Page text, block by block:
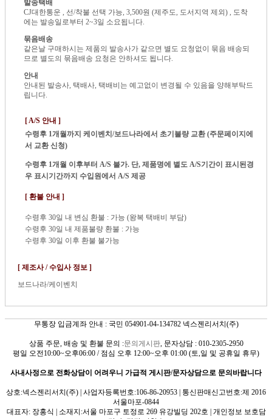
발송택배
CJ대한통운 , 선/착불 선택 가능, 3,500원 (제주도, 도서지역 제외) , 도착
에는 발송일로부터 2~3일 소요됩니다.
묶음배송
같은날 구매하시는 제품의 발송사가 같으면 별도 요청없이 묶음 배송되
므로 별도의 묶음배송 요청은 안하셔도 됩니다.
안내
안내된 발송사, 택배사, 택배비는 예고없이 변경될 수 있음을 양해부탁드
립니다.
[ A/S 안내 ]
수령후 1개월까지 케이벤치/보드나라에서 초기불량 교환 (주문페이지에
서 교환 신청)
수령후 1개월 이후부터 A/S 불가. 단, 제품명에 별도 A/S기간이 표시된경
우 표시기간까지 수입원에서 A/S 제공
[ 환불 안내 ]
수령후 30일 내 변심 환불 : 가능 (왕복 택배비 부담)
수령후 30일 내 제품불량 환불 : 가능
수령후 30일 이후 환불 불가능
[ 제조사 / 수입사 정보 ]
보드나라/케이벤치
무통장 입금계좌 안내 : 국민 054901-04-134782 넥스젠리서치(주)
상품 주문, 배송 및 환불 문의 :문의게시판, 문자상담 : 010-2305-2950
평일 오전10:00~오후06:00 / 점심 오후 12:00~오후 01:00 (토,일 및 공휴일 휴무)
사내사정으로 전화상담이 어려우니 가급적 게시판/문자상담으로 문의바랍니다
상호:넥스젠리서치(주) | 사업자등록번호:106-86-20953 | 통신판매신고번호:제 2016
서울마포-0844
대표자: 장홍식 | 소재지:서울 마포구 토정로 269 유강빌딩 202호 | 개인정보 보호담